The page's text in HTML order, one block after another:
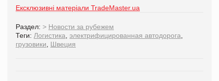
Ексклюзивні матеріали TradeMaster.ua
Раздел: > Новости за рубежем
Теги: Логистика, электрифицированная автодорога,
грузовики, Швеция